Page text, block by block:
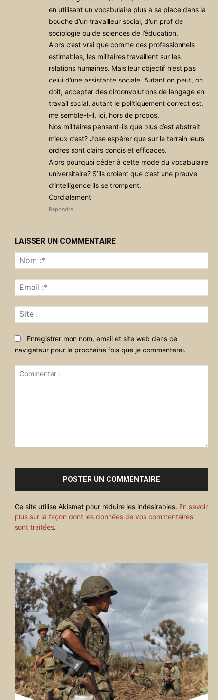
en utilisant un vocabulaire plus à sa place dans la
bouche d’un travailleur social, d’un prof de
sociologie ou de sciences de l’éducation.
Alors c’est vrai que comme ces professionnels
estimables, les militaires travaillent sur les
relations humaines. Mais leur objectif n’est pas
celui d’une assistante sociale. Autant on peut, on
doit, accepter des circonvolutions de langage en
travail social, autant le politiquement correct est,
me semble-t-il, ici, hors de propos.
Nos militaires pensent-ils que plus c’est abstrait
mieux c’est? J’ose espérer que sur le terrain leurs
ordres sont clairs concis et efficaces.
Alors pourquoi céder à cette mode du vocabulaire
universitaire? S’ils croient que c’est une preuve
d’intelligence ils se trompent.
Cordialement
Répondre
LAISSER UN COMMENTAIRE
:*
:*
:
Enregistrer mon nom, email et site web dans ce
navigateur pour la prochaine fois que je commenterai.
Ce site utilise Akismet pour réduire les indésirables. En savoir
plus sur la façon dont les données de vos commentaires
sont traitées.